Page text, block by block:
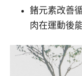
鍺元素改善
肉在運動後